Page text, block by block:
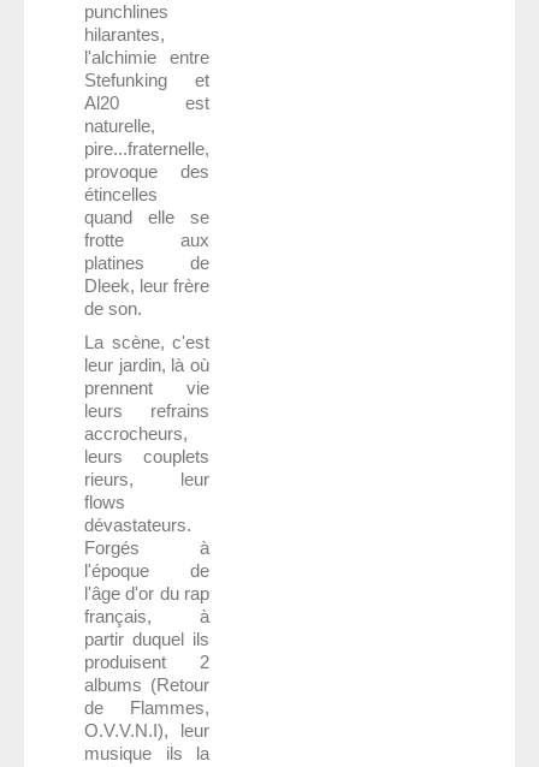
punchlines
hilarantes,
l'alchimie entre
Stefunking et
Al20 est
naturelle,
pire...fraternelle,
provoque des
étincelles
quand elle se
frotte aux
platines de
Dleek, leur frère
de son.
La scène, c'est
leur jardin, là où
prennent vie
leurs refrains
accrocheurs,
leurs couplets
rieurs, leur
flows
dévastateurs.
Forgés à
l'époque de
l'âge d'or du rap
français, à
partir duquel ils
produisent 2
albums (Retour
de Flammes,
O.V.V.N.I), leur
musique ils la